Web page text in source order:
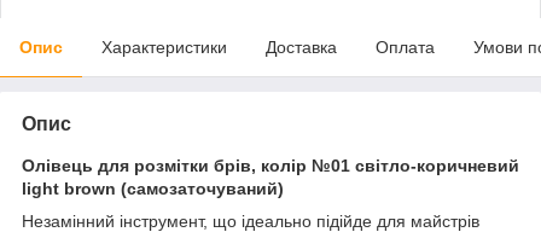
Опис Характеристики Доставка Оплата Умови
Опис
Олівець для розмітки брів, колір №01 світло-коричневий
light brown (самозаточуваний)
Незамінний інструмент, що ідеально підійде для майстрів